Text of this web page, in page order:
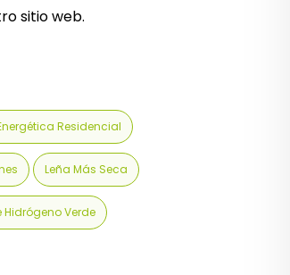
sitio web.
Residencial
Leña Más Seca
Verde